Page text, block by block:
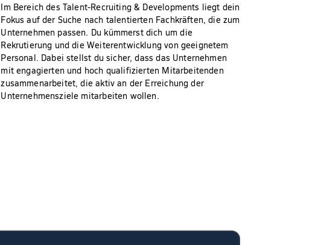
Im Bereich des Talent-Recruiting & Developments liegt dein
Fokus auf der Suche nach talentierten Fachkräften, die zum
Unternehmen passen. Du kümmerst dich um die
Rekrutierung und die Weiterentwicklung von geeignetem
Personal. Dabei stellst du sicher, dass das Unternehmen
mit engagierten und hoch qualifizierten Mitarbeitenden
zusammenarbeitet, die aktiv an der Erreichung der
Unternehmensziele mitarbeiten wollen.